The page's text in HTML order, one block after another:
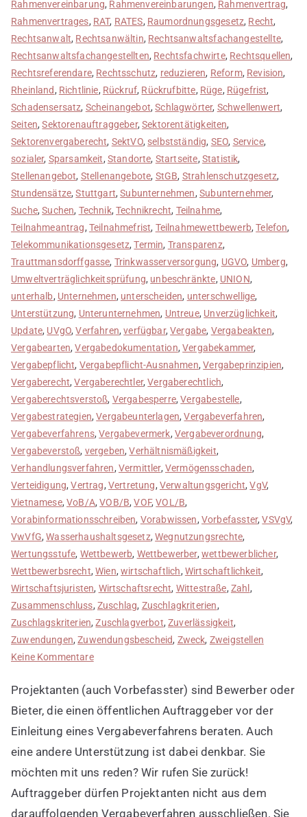
Rahmenvereinbarung, Rahmenvereinbarungen, Rahmenvertrag,
Rahmenvertrages, RAT, RATES, Raumordnungsgesetz, Recht,
Rechtsanwalt, Rechtsanwältin, Rechtsanwaltsfachangestellte,
Rechtsanwaltsfachangestellten, Rechtsfachwirte, Rechtsquellen,
Rechtsreferendare, Rechtsschutz, reduzieren, Reform, Revision,
Rheinland, Richtlinie, Rückruf, Rückrufbitte, Rüge, Rügefrist,
Schadensersatz, Scheinangebot,Schlagwörter, Schwellenwert,
Seiten,Sektorenauftraggeber,Sektorentätigkeiten,
Sektorenvergaberecht, SektVO, selbstständig, SEO, Service,
sozialer, Sparsamkeit, Standorte, Startseite, Statistik,
Stellenangebot, Stellenangebote, StGB, Strahlenschutzgesetz,
Stundensätze,Stuttgart,Subunternehmen, Subunternehmer,
Suche,Suchen, Technik,Technikrecht, Teilnahme,
Teilnahmeantrag, Teilnahmefrist, Teilnahmewettbewerb,Telefon,
Telekommunikationsgesetz,Termin, Transparenz,
Trauttmansdorffgasse, Trinkwasserversorgung, UGVO, Umberg,
Umweltverträglichkeitsprüfung, unbeschränkte, UNION,
unterhalb, Unternehmen, unterscheiden, unterschwellige,
Unterstützung, Unterunternehmen, Untreue, Unverzüglichkeit,
Update, UVgO,Verfahren,verfügbar,Vergabe, Vergabeakten,
Vergabearten,Vergabedokumentation,Vergabekammer,
Vergabepflicht, Vergabepflicht-Ausnahmen,Vergabeprinzipien,
Vergaberecht,Vergaberechtler,Vergaberechtlich,
Vergaberechtsverstoß, Vergabesperre,Vergabestelle,
Vergabestrategien,Vergabeunterlagen,Vergabeverfahren,
Vergabeverfahrens,Vergabevermerk, Vergabeverordnung,
Vergabeverstoß, vergeben,Verhältnismäßigkeit,
Verhandlungsverfahren, Vermittler, Vermögensschaden,
Verteidigung,Vertrag, Vertretung, Verwaltungsgericht,VgV,
Vietnamese,VoB/A,VOB/B,VOF,VOL/B,
Vorabinformationsschreiben, Vorabwissen, Vorbefasster,VSVgV,
VwVfG,Wasserhaushaltsgesetz,Wegnutzungsrechte,
Wertungsstufe, Wettbewerb, Wettbewerber, wettbewerblicher,
Wettbewerbsrecht,Wien,wirtschaftlich, Wirtschaftlichkeit,
Wirtschaftsjuristen, Wirtschaftsrecht, Wittestraße, Zahl ,
Zusammenschluss, Zuschlag, Zuschlagkriterien,
Zuschlagskriterien,Zuschlagverbot,Zuverlässigkeit,
Zuwendungen,Zuwendungsbescheid, Zweck, Zweigstellen
Keine Kommentarezu
in
Ausschreibungsverfahren
Projektanten (auch Vorbefasster) sind Bewerber oder
Bieter, die einen öffentlichen Auftraggeber vor der
Einleitung eines Vergabeverfahrens beraten. Auch
eine andere Unterstützung ist dabei denkbar. Sie
möchten mit uns reden? Wir rufen Sie zurück!
Auftraggeber dürfen Projektanten nicht aus dem
darauffolgenden Vergabeverfahren ausschließen. Sie